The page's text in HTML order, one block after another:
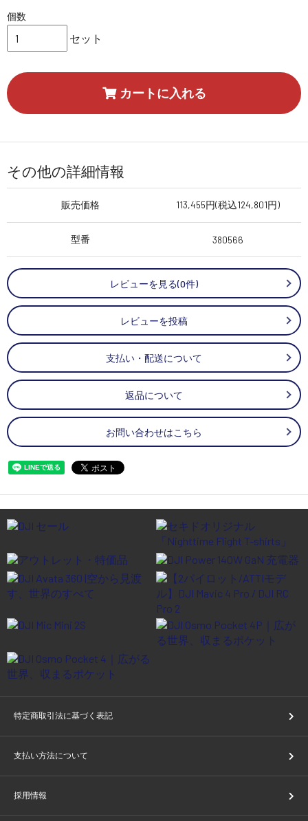
個数
セット
カートに入れる
その他の詳細情報
販売価格 113,455円(税込124,801円)
型番 380566
レビューを見る(0件)
レビューを投稿
支払い・配送について
返品について
お問い合わせはこちら
特定商取引法に基づく表記
支払い方法について
採用情報